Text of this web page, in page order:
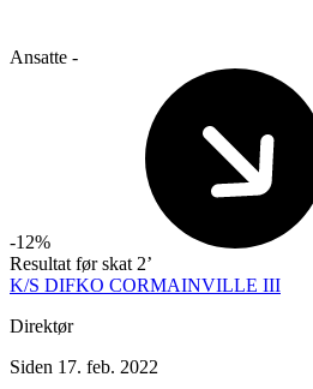
Ansatte -
-12%
Resultat før skat 2’
K/S DIFKO CORMAINVILLE III
Direktør
Siden 17. feb. 2022